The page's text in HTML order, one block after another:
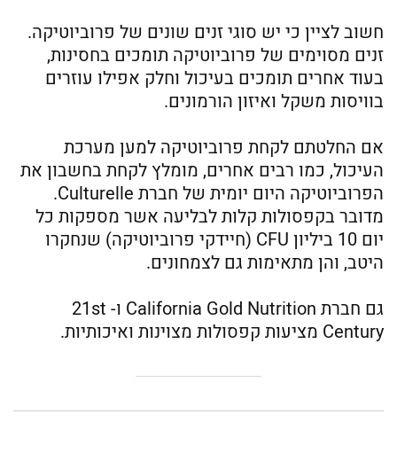
חשוב לציין כי יש סוגי זנים שונים של פרוביוטיקה.
זנים מסוימים של פרוביוטיקה תומכים בחסינות,
בעוד אחרים תומכים בעיכול וחלק אפילו עוזרים
בוויסות משקל ואיזון הורמונים.
אם החלטתם לקחת פרוביוטיקה למען מערכת
העיכול, כמו רבים אחרים, מומלץ לקחת בחשבון את
הפרוביוטיקה היום יומית של חברת Culturelle.
מדובר בקפסולות קלות לבליעה אשר מספקות כל
יום 10 ביליון CFU (חיידקי פרוביוטיקה) שנחקרו
היטב, והן מתאימות גם לצמחונים.
גם חברת California Gold Nutrition ו- 21st
Century מציעות קפסולות מצוינות ואיכותיות.